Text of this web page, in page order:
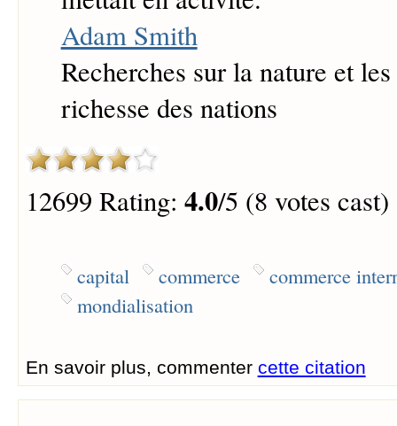
Adam Smith
Recherches sur la nature et
richesse des nations
12699 Rating: 4.0/5 (8 votes cast)
capital commerce
commerce
mondialisation
En savoir plus, commenter cette citation